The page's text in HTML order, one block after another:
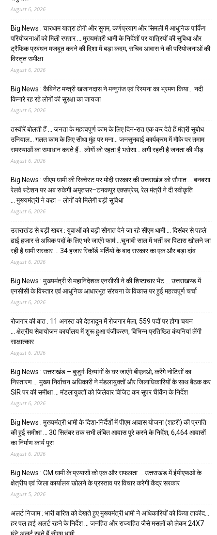
August 6, 2026
Big News : चारधाम यात्रा होगी और सुगम, कर्णप्रयाग और सिमली में आधुनिक पार्किंग
परियोजनाओं को मिली रफ्तार … मुख्यमंत्री धामी के निर्देशों पर यात्रियों की सुविधा और
ट्रैफिक प्रबंधन मजबूत करने की दिशा में बड़ा कदम, सचिव आवास ने की परियोजनाओं की
विस्तृत समीक्षा
August 6, 2026
Big News : कैबिनेट मन्त्री खजानदास ने मन्नुगंज एवं रिस्पना का भ्रमण किया… नदी
किनारे रह रहे लोगों की सुरक्षा का जायजा
August 6, 2026
तस्वीरें बोलती हैं … जनता के महत्वपूर्ण काम के लिए दिन-रात एक कर देते हैं मंत्री सुबोध
उनियाल… गलत काम के लिए सीधा मुंह पर मना… जनसुनवाई कार्यक्रम में मौके पर तमाम
समस्याओं का समाधान करते हैं… लोगों को रहता है भरोसा… लगी रहती है जनता की भीड़
August 6, 2026
Big News : सीएम धामी की रिक्वेस्ट पर मोदी सरकार की उत्तराखंड को सौगात…. बनबसा
रेलवे स्टेशन पर अब रुकेगी अमृतसर–टनकपुर एक्सप्रेस, रेल मंत्री ने दी स्वीकृति
… मुख्यमंत्री ने कहा – लोगों को मिलेगी बड़ी सुविधा
August 6, 2026
उत्तराखंड से बड़ी खबर : युवाओं को बड़ी सौगात देने जा रहे सीएम धामी … दिसंबर से पहले
ढाई हजार से अधिक पदों के लिए भरे जाएंगे फार्म …चुनावी साल में भर्ती का पिटारा खोलने जा
रही है धामी सरकार … 34 हजार रिकॉर्ड भर्तियों के बाद सरकार का एक और बड़ा दांव
August 6, 2026
Big News : मुख्यमंत्री से महानिदेशक एनसीसी ने की शिष्टाचार भेंट … उत्तराखण्ड में
एनसीसी के विस्तार एवं आधुनिक आधारभूत संरचना के विकास पर हुई महत्वपूर्ण चर्चा
August 6, 2026
रोजगार की बात : 11 अगस्त को देहरादून में रोजगार मेला, 559 पदों पर होगा चयन
… क्षेत्रीय सेवायोजन कार्यालय में शुरू हुआ पंजीकरण, विभिन्न प्रतिष्ठित कंपनियां लेंगी
साक्षात्कार
August 6, 2026
Big News : उत्तराखंड – बुजुर्ग-दिव्यांगों के घर जाएंगे बीएलओ, करेंगे नोटिसों का
निस्तारण … मुख्य निर्वाचन अधिकारी ने मंडलायुक्तों और जिलाधिकारियों के साथ बैठक कर
SIR पर की समीक्षा … मंडलायुक्तों को जिलेवार विजिट कर सुपर चैकिंग के निर्देश
August 6, 2026
Big News : मुख्यमंत्री धामी के दिशा-निर्देशों में पीएम आवास योजना (शहरी) की प्रगति
की हुई समीक्षा … 30 सितंबर तक सभी लंबित आवास पूरे करने के निर्देश, 6,464 आवासों
का निर्माण कार्य पूरा
August 6, 2026
Big News : CM धामी के प्रयासों को एक और सफलता … उत्तराखंड में ईपीएफओ के
क्षेत्रीय एवं जिला कार्यालय खोलने के प्रस्ताव पर विचार करेगी केंद्र सरकार
August 5, 2026
अलर्ट निजाम : भारी बारिश को देखते हुए मुख्यमंत्री धामी ने अधिकारियों को किया ताकीद…
हर पल हाई अलर्ट रहने के निर्देश … जनहित और राज्यहित जैसे मसलों को लेकर 24X7